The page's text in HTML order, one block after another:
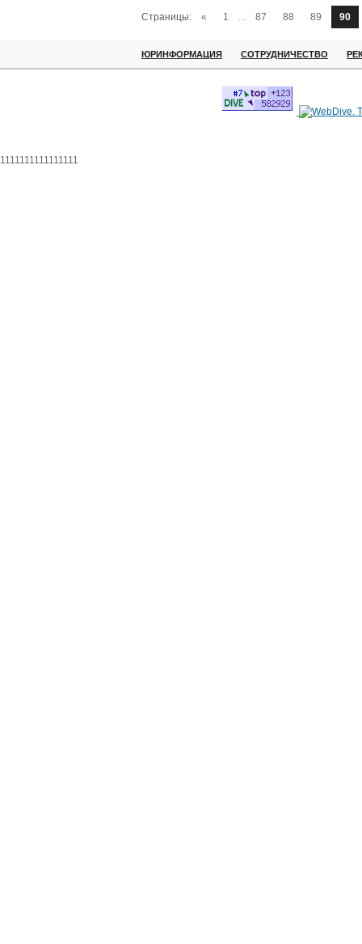
Страницы: « 1 ... 87 88 89 90
ЮРИНФОРМАЦИЯ СОТРУДНИЧЕСТВО
1111111111111111